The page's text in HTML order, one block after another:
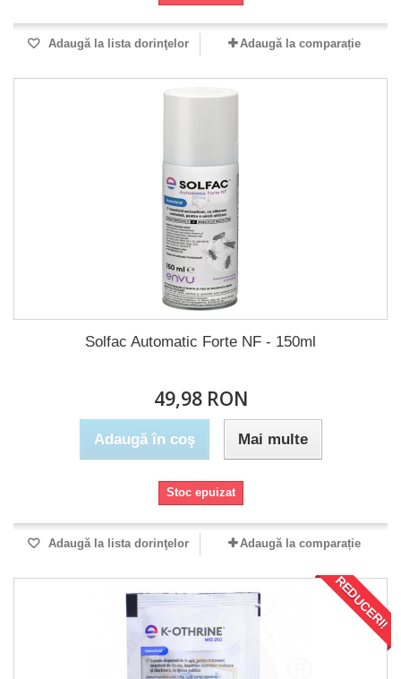
Adaugă la lista dorinţelor Adaugă la comparație
Solfac Automatic Forte NF - 150ml
49,98 RON
Adaugă în coş Mai multe
Stoc epuizat
Adaugă la lista dorinţelor Adaugă la comparație
REDUCERI!